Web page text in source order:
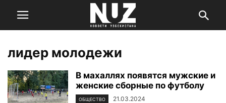
лидер молодежи
В махаллях появятся мужские и
женские сборные по футболу
ОБЩЕСТВО 21.03.2024